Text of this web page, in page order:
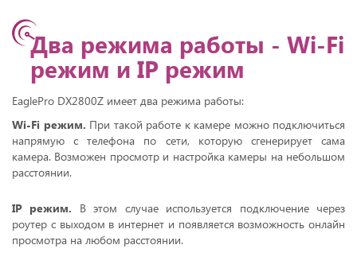
Два режима работы - Wi-Fi
режим и IP режим
EaglePro DX2800Z имеет два режима работы:
Wi-Fi режим. При такой работе к камере можно подключиться
напрямую с телефона по сети, которую сгенерирует сама
камера. Возможен просмотр и настройка камеры на небольшом
расстоянии.
IP режим. В этом случае используется подключение через
роутер с выходом в интернет и появляется возможность онлайн
просмотра на любом расстоянии.